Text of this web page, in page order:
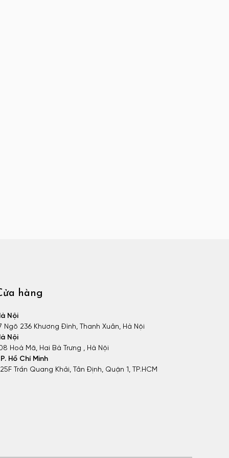
hàng
Nội
Ngõ 236 Khương Đình, Thanh Xuân, Hà Nội
Nội
Hoà Mã, Hai Bà Trưng , Hà Nội
Hồ Chí Minh
Trần Quang Khải, Tân Định, Quận 1, TP.HCM